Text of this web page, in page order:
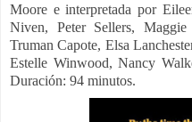
Moore e interpretada por
Niven, Peter Sellers,
Truman Capote, Elsa
Estelle Winwood, Nancy
Duración: 94 minutos.